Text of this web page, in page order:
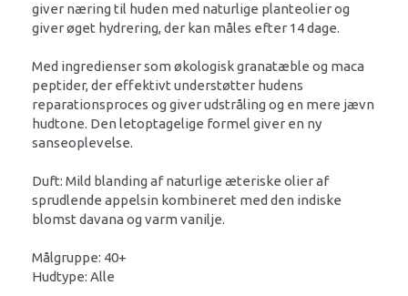
giver næring til huden med naturlige planteolier og
giver øget hydrering, der kan måles efter 14 dage.
Med ingredienser som økologisk granatæble og maca
peptider, der effektivt understøtter hudens
reparationsproces og giver udstråling og en mere jævn
hudtone. Den letoptagelige formel giver en ny
sanseoplevelse.
Duft: Mild blanding af naturlige æteriske olier af
sprudlende appelsin kombineret med den indiske
blomst davana og varm vanilje.
Målgruppe: 40+
Hudtype: Alle